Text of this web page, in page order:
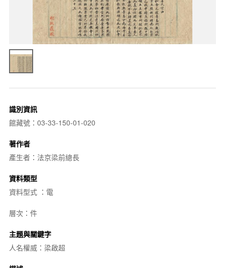
識別資訊
館藏號：03-33-150-01-020
著作者
產生者：法京梁前總長
資料類型
資料型式 ：電
層次：件
主題與關鍵字
人名權威：梁啟超